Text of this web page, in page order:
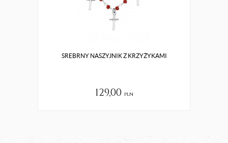
SREBRNY NASZYJNIK Z KRZYŻYKAMI
129,00 pln